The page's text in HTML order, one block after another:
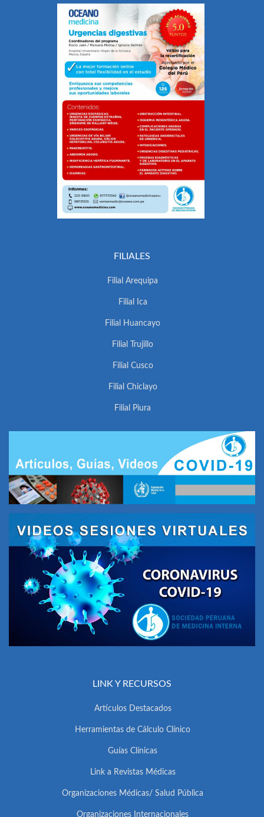
FILIALES
Filial Arequipa
Filial Ica
Filial Huancayo
Filial Trujillo
Filial Cusco
Filial Chiclayo
Filial Piura
LINK Y RECURSOS
Artículos Destacados
Herramientas de Cálculo Clínico
Guías Clínicas
Link a Revistas Médicas
Organizaciones Médicas/ Salud Pública
Organizaciones Internacionales